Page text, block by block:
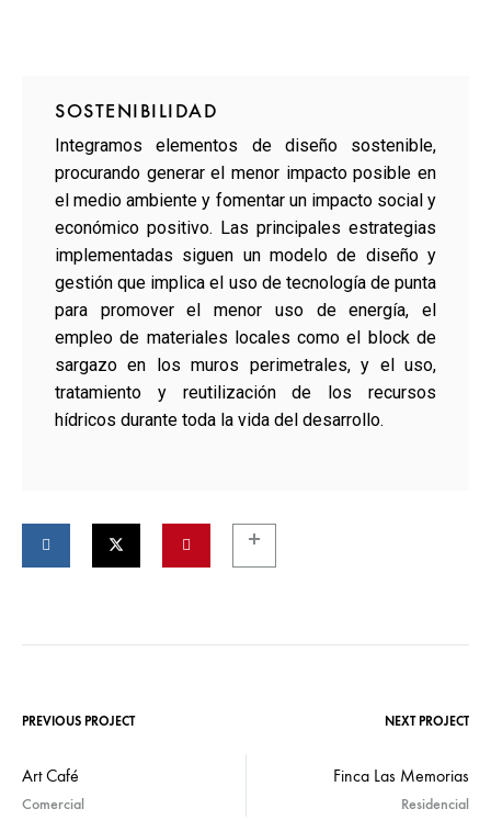
SOSTENIBILIDAD
Integramos elementos de diseño sostenible,
procurando generar el menor impacto posible en
el medio ambiente y fomentar un impacto social y
económico positivo. Las principales estrategias
implementadas siguen un modelo de diseño y
gestión que implica el uso de tecnología de punta
para promover el menor uso de energía, el
empleo de materiales locales como el block de
sargazo en los muros perimetrales, y el uso,
tratamiento y reutilización de los recursos
hídricos durante toda la vida del desarrollo.
PREVIOUS PROJECT NEXT PROJECT
Art Café
Comercial
Finca Las Memorias
Residencial